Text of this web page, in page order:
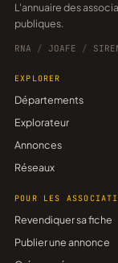
L'annuaire des associations françaises, construit sur les données
publiques.
RNA / JOAFE /
EXPLORER
Départements
Explorateur
Annonces
Réseaux
POUR LES
Revendiquer sa fiche
Publier une annonce